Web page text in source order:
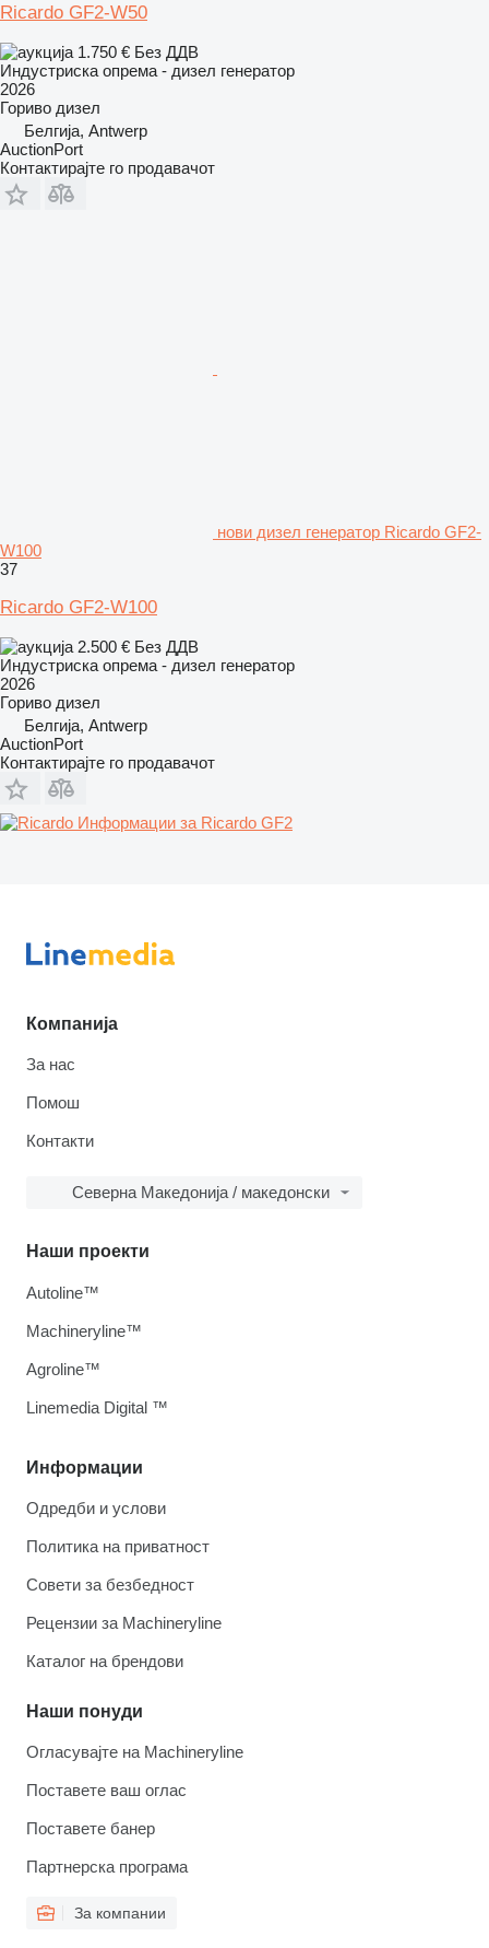
Ricardo GF2-W50
1.750 € Без ДДВ
Индустриска опрема - дизел генератор
2026
Гориво дизел
Белгија, Antwerp
AuctionPort
Контактирајте го продавачот
нови дизел генератор Ricardo GF2-
W100
37
Ricardo GF2-W100
2.500 € Без ДДВ
Индустриска опрема - дизел генератор
2026
Гориво дизел
Белгија, Antwerp
AuctionPort
Контактирајте го продавачот
Информации за Ricardo GF2
Компанија
За нас
Помош
Контакти
Северна Македонија / македонски
Информации
Одредби и услови
Политика на приватност
Совети за безбедност
Рецензии за Machineryline
Каталог на брендови
Наши понуди
Огласувајте на Machineryline
Поставете ваш оглас
Поставете банер
Партнерска програма
За компании
Наши проекти
Autoline™
Machineryline™
Agroline™
Linemedia Digital ™